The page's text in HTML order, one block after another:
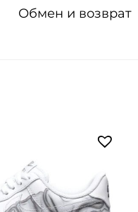
Обмен и возврат